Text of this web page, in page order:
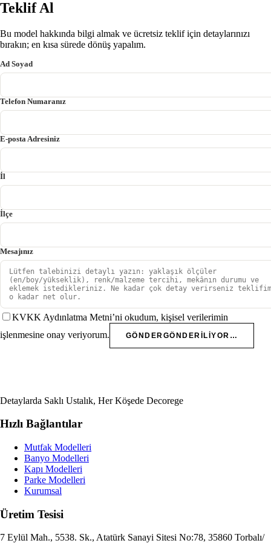
Teklif Al
Bu model hakkında bilgi almak ve ücretsiz teklif için detaylarınızı
bırakın; en kısa sürede dönüş yapalım.
Ad Soyad
Telefon Numaranız
E-posta Adresiniz
İl
İlçe
Mesajınız
KVKK Aydınlatma Metni’ni okudum, kişisel verilerimin
işlenmesine onay veriyorum.
GÖNDER GÖNDERILIYOR…
Detaylarda Saklı Ustalık, Her Köşede Decorege
Hızlı Bağlantılar
Mutfak Modelleri
Banyo Modelleri
Kapı Modelleri
Parke Modelleri
Kurumsal
Üretim Tesisi
7 Eylül Mah., 5538. Sk., Atatürk Sanayi Sitesi No:78, 35860 Torbalı/